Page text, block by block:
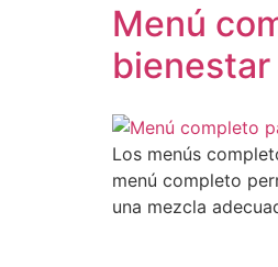
Menú
bienestar
Los menús
menú completo
una mezcla